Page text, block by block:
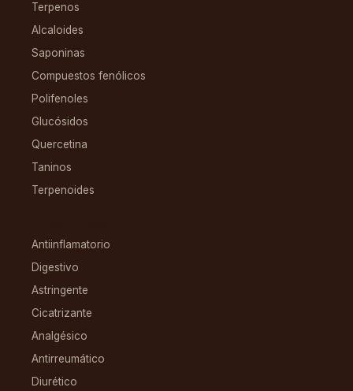
Terpenos
Alcaloides
Saponinas
Compuestos fenólicos
Polifenoles
Glucósidos
Quercetina
Taninos
Terpenoides
Antiinflamatorio
Digestivo
Astringente
Cicatrizante
Analgésico
Antirreumático
Diurético